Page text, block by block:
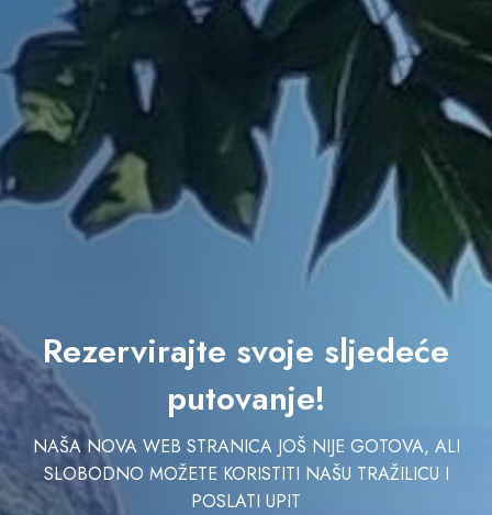
Rezervirajte svoje sljedeće
putovanje!
NAŠA NOVA WEB STRANICA JOŠ NIJE GOTOVA, ALI
SLOBODNO MOŽETE KORISTITI NAŠU TRAŽILICU I
POSLATI UPIT